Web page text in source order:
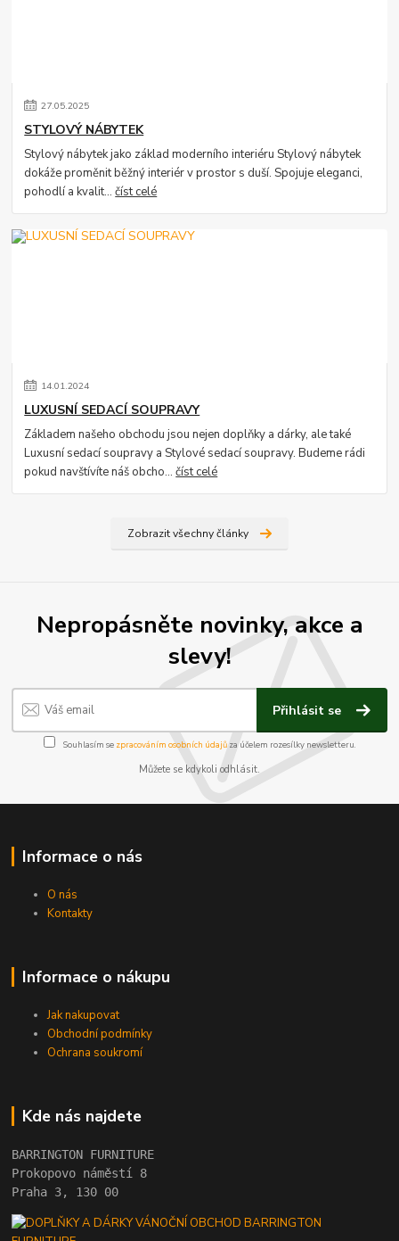
27.05.2025
STYLOVÝ NÁBYTEK
Stylový nábytek jako základ moderního interiéru Stylový nábytek
dokáže proměnit běžný interiér v prostor s duší. Spojuje eleganci,
pohodlí a kvalit...číst celé
14.01.2024
LUXUSNÍ SEDACÍ SOUPRAVY
Základem našeho obchodu jsou nejen doplňky a dárky, ale také
Luxusní sedací soupravy a Stylové sedací soupravy. Budeme rádi
pokud navštívíte náš obcho...číst celé
Zobrazit všechny články
Nepropásněte novinky, akce a
slevy!
Přihlásit se
Souhlasím se zpracováním osobních údajůza účelem rozesílky newsletteru.
Můžete se kdykoli odhlásit.
Informace o nás
O nás
Kontakty
Informace o nákupu
Jak nakupovat
Obchodní podmínky
Ochrana soukromí
Kde nás najdete
BARRINGTON FURNITURE
Prokopovo náměstí 8
Praha 3, 130 00